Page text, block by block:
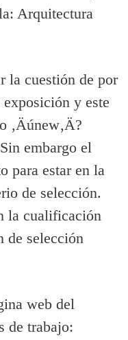
Arquitectura
la cuestión de por
y este
‚Äúnew‚Ä?
embargo el
para estar en la
de selección.
la cualificación
de selección
web del
de trabajo: